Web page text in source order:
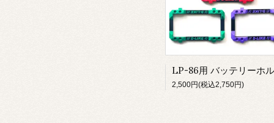
2,500円(税込2,750円)